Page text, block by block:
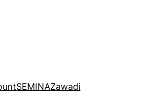
SEMINAZawadi